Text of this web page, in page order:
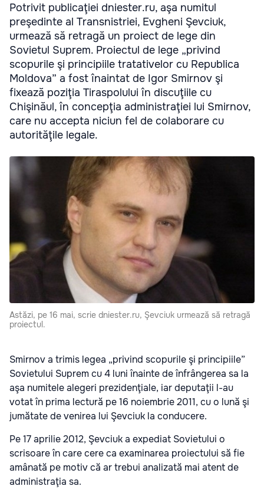
Potrivit publicaţiei dniester.ru, aşa numitul
preşedinte al Transnistriei, Evgheni Şevciuk,
urmează să retragă un proiect de lege din
Sovietul Suprem. Proiectul de lege „privind
scopurile şi principiile tratativelor cu Republica
Moldova” a fost înaintat de Igor Smirnov şi
fixează poziţia Tiraspolului în discuţiile cu
Chişinăul, în concepţia administraţiei lui Smirnov,
care nu accepta niciun fel de colaborare cu
autorităţile legale.
Astăzi, pe 16 mai, scrie dniester.ru, Şevciuk urmează să retragă
proiectul.
Smirnov a trimis legea „privind scopurile şi principiile”
Sovietului Suprem cu 4 luni înainte de înfrângerea sa la
aşa numitele alegeri prezidenţiale, iar deputaţii l-au
votat în prima lectură pe 16 noiembrie 2011, cu o lună şi
jumătate de venirea lui Şevciuk la conducere.
Pe 17 aprilie 2012, Şevciuk a expediat Sovietului o
scrisoare în care cere ca examinarea proiectului să fie
amânată pe motiv că ar trebui analizată mai atent de
administraţia sa.